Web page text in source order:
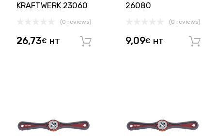
KRAFTWERK 23060
(0 reviews)
26,73€ HT Ajouter au panier
26080
(0 reviews)
9,09€ HT